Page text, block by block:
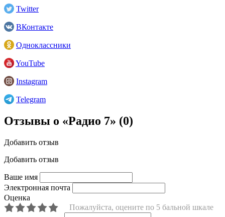
Twitter
ВКонтакте
Одноклассники
YouTube
Instagram
Telegram
Отзывы о «Радио 7» (0)
Добавить отзыв
Добавить отзыв
Ваше имя
Электронная почта
Оценка
Пожалуйста, оцените по 5 бальной шкале